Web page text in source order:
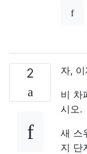
2
자,
비 차
시오.
새 스
지 단